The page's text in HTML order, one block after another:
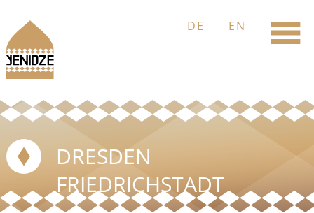
DRESDEN
FRIEDRICHSTADT